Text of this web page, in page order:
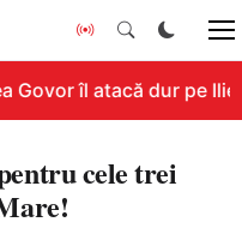
Govor îl atacă dur pe
cele trei